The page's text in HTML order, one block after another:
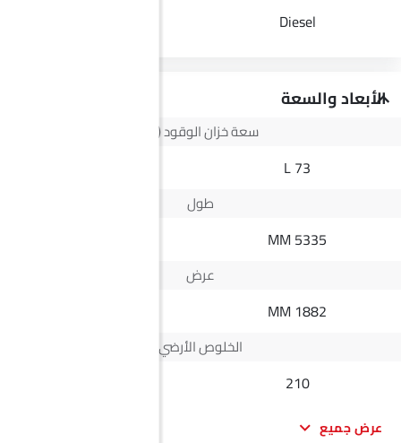
Diesel
الأبعاد والسعة
سعة خزان الوقود (لتر)
73 L
طول
5335 MM
عرض
1882 MM
الخلوص الأرضي
210
عرض جميع